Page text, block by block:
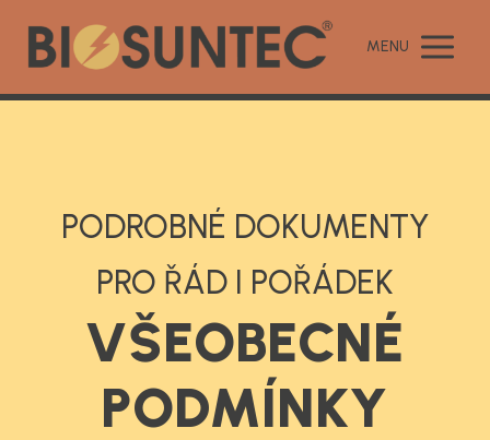
MENU
PODROBNÉ DOKUMENTY
PRO ŘÁD I POŘÁDEK
VŠEOBECNÉ
PODMÍNKY